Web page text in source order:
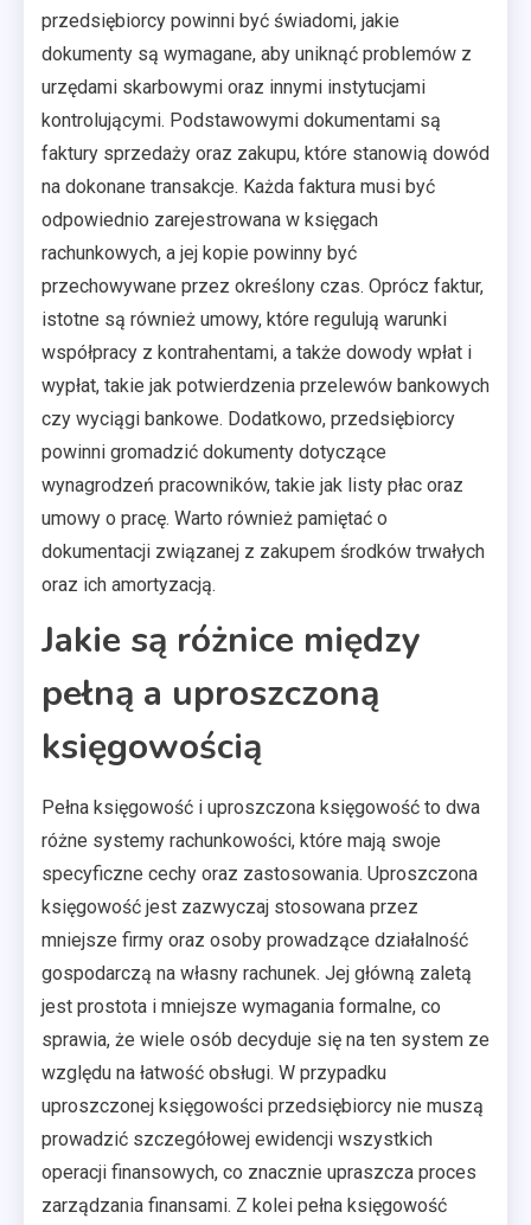
przedsiębiorcy powinni być świadomi, jakie
dokumenty są wymagane, aby uniknąć problemów z
urzędami skarbowymi oraz innymi instytucjami
kontrolującymi. Podstawowymi dokumentami są
faktury sprzedaży oraz zakupu, które stanowią dowód
na dokonane transakcje. Każda faktura musi być
odpowiednio zarejestrowana w księgach
rachunkowych, a jej kopie powinny być
przechowywane przez określony czas. Oprócz faktur,
istotne są również umowy, które regulują warunki
współpracy z kontrahentami, a także dowody wpłat i
wypłat, takie jak potwierdzenia przelewów bankowych
czy wyciągi bankowe. Dodatkowo, przedsiębiorcy
powinni gromadzić dokumenty dotyczące
wynagrodzeń pracowników, takie jak listy płac oraz
umowy o pracę. Warto również pamiętać o
dokumentacji związanej z zakupem środków trwałych
oraz ich amortyzacją.
Jakie są różnice między
pełną a uproszczoną
księgowością
Pełna księgowość i uproszczona księgowość to dwa
różne systemy rachunkowości, które mają swoje
specyficzne cechy oraz zastosowania. Uproszczona
księgowość jest zazwyczaj stosowana przez
mniejsze firmy oraz osoby prowadzące działalność
gospodarczą na własny rachunek. Jej główną zaletą
jest prostota i mniejsze wymagania formalne, co
sprawia, że wiele osób decyduje się na ten system ze
względu na łatwość obsługi. W przypadku
uproszczonej księgowości przedsiębiorcy nie muszą
prowadzić szczegółowej ewidencji wszystkich
operacji finansowych, co znacznie upraszcza proces
zarządzania finansami. Z kolei pełna księgowość